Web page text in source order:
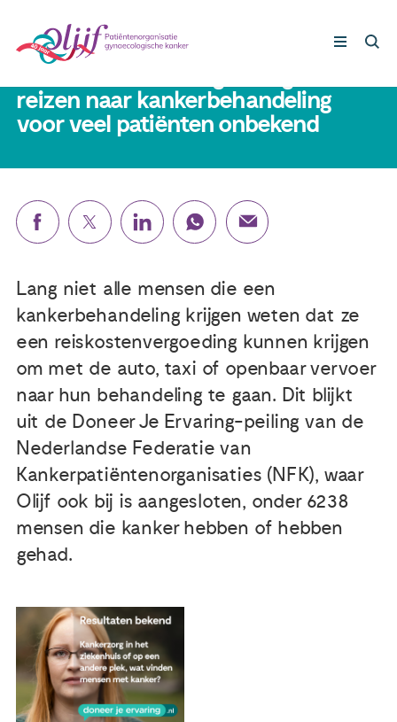
Nieuws
Agenda
Publicaties
Ervaringsdeskundigheid
Over ons
Gynaecologische kankers
Lotgenoten
Leven met/na kanker
11 juli 2024
reizen naar kankerbehandeling
voor veel patiënten onbekend
Lang niet alle mensen die een
kankerbehandeling krijgen weten dat ze
een reiskostenvergoeding kunnen krijgen
om met de auto, taxi of openbaar vervoer
naar hun behandeling te gaan. Dit blijkt
uit de Doneer Je Ervaring-peiling van de
Nederlandse Federatie van
Kankerpatiëntenorganisaties (NFK), waar
Olijf ook bij is aangesloten, onder 6238
mensen die kanker hebben of hebben
gehad.